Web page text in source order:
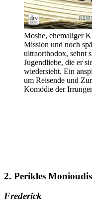
Moshe, ehemaliger
Mission und noch
ultraorthodox, sehnt
Jugendliebe, die er
wiedersieht. Ein
um Reisende und
Komödie der
2. Perikles Monioudis
Frederick